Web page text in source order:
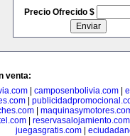
Precio Ofrecido $
venta:
| camposenbolivia.com|
| reservasalojamiento.com
juegasgratis.com|